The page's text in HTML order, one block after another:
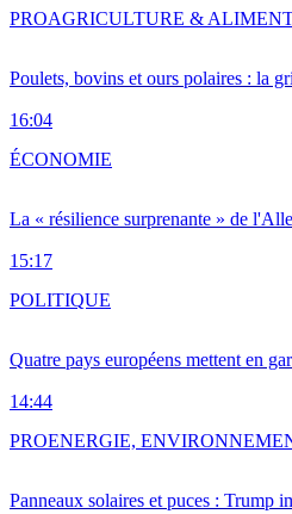
Poulets, bovins et ours polaires : la
16:04
PROAGRICULTURE &
La « résilience surprenante » de
15:17
ÉCONOMIE
Quatre pays européens mettent en
14:44
POLITIQUE
Panneaux solaires et puces : Trump
PROENERGIE,